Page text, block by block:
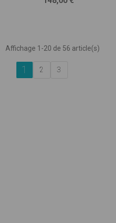
Affichage 1-20 de 56 article(s)
1 2 3